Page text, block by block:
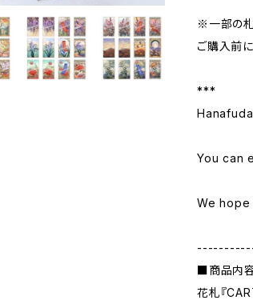
※一部の札
ご購入前
***
You can
We
■商品内
花札『